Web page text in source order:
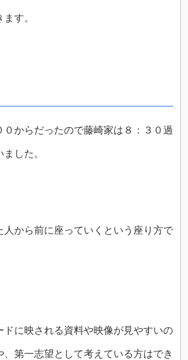
す。
からだったので藤崎家は８：３０過
した。
から前に座っていくという座り方で
に映される資料や映像が見やすいの
第一志望として考えている方はでき